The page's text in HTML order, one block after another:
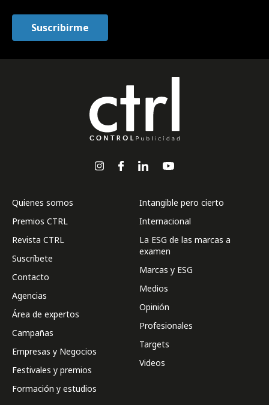
Quienes somos
Premios CTRL
Revista CTRL
Suscríbete
Contacto
Agencias
Área de expertos
Campañas
Empresas y Negocios
Festivales y premios
Formación y estudios
Intangible pero cierto
Internacional
La ESG de las marcas a
examen
Marcas y ESG
Medios
Opinión
Profesionales
Targets
Videos